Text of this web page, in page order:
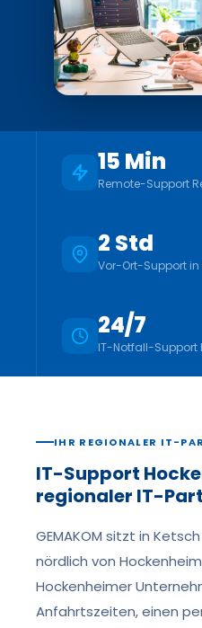
15 Min
Remote-Support
2 Std
Vor-Ort-Support in
24/7
IT-Notfall-Support
IHR REGIONALER IT-
IT-Support
regionaler IT-
GEMAKOM sitzt in
nördlich von
Hockenheimer
Anfahrtszeiten, einen